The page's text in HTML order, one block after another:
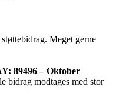
Meget gerne
89496 – Oktober
bidrag modtages med stor